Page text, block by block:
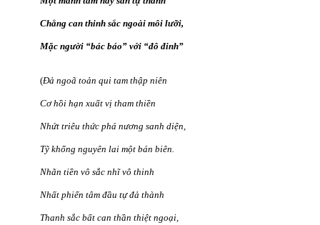
Chẳng can thinh sắc ngoài môi lưỡi,
Mặc người “bác báo” với “đô đinh”
(Đả ngoã toản qui tam thập niên
Cơ hồi hạn xuất vị tham thiền
Nhứt triêu thức phá nương sanh diện,
Tỹ khổng nguyên lai một bán biên.
Nhãn tiền vô sắc nhĩ vô thinh
Nhất phiến tâm đầu tự đả thành
Thanh sắc bất can thần thiệt ngoại,